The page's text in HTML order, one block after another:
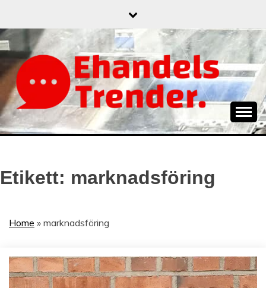
content
När allt blir e-handel
Etikett: marknadsföring
Home » marknadsföring